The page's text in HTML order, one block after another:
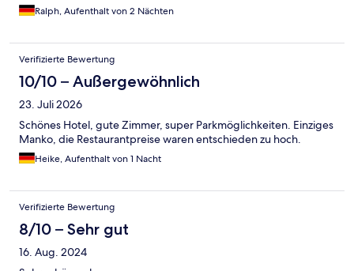
Ralph, Aufenthalt von 2 Nächten
Verifizierte Bewertung
10/10 – Außergewöhnlich
23. Juli 2026
Schönes Hotel, gute Zimmer, super Parkmöglichkeiten. Einziges
Manko, die Restaurantpreise waren entschieden zu hoch.
Heike, Aufenthalt von 1 Nacht
Verifizierte Bewertung
8/10 – Sehr gut
16. Aug. 2024